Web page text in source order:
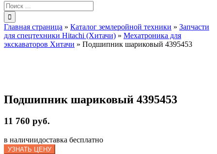
Результат
поиска:
Главная страница » Каталог землеройной техники » Запчасти
для спецтехники Hitachi (Хитачи) » Мехатроника для
экскаваторов Хитачи » Подшипник шариковый 4395453
Подшипник шариковый 4395453
11 760 руб.
в наличиидоставка бесплатно
УЗНАТЬ ЦЕНУ